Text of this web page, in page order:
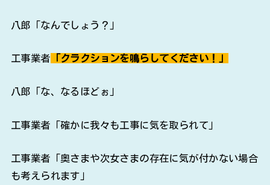
八郎「なんでしょう？」
工事業者 「クラクションを鳴らしてください！」
八郎「な、なるほどぉ」
工事業者「確かに我々も工事に気を取られて」
工事業者「奥さまや次女さまの存在に気が付かない場合
も考えられます」